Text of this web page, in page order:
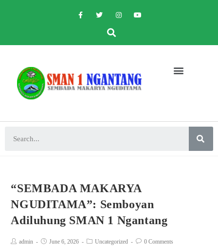
“SEMBADA MAKARYA
NGUDITAMA”: Semboyan
Adiluhung SMAN 1 Ngantang
admin June 6, 2026 Uncategorized 0 Comments